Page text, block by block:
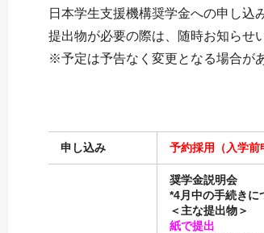
日本学生支援機構奨学金への申し込
提出物が必要の際は、随時お知らせ
※予定は予告なく変更となる場合が
申し込み 予約採用（入学前
奨学金説明会
*4月中の手続きに
＜主な提出物＞
紙で提出